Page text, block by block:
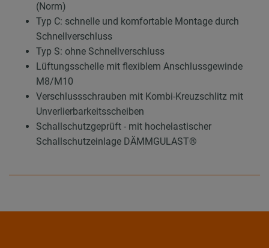
(Norm)
Typ C: schnelle und komfortable Montage durch
Schnellverschluss
Typ S: ohne Schnellverschluss
Lüftungsschelle mit flexiblem Anschlussgewinde
M8/M10
Verschlussschrauben mit Kombi-Kreuzschlitz mit
Unverlierbarkeitsscheiben
Schallschutzgeprüft - mit hochelastischer
Schallschutzeinlage DÄMMGULAST®